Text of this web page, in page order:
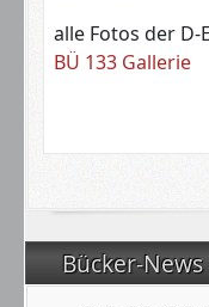
Bücker-News
alle Fotos der
BÜ 133 Gallerie